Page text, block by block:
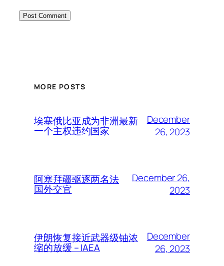
MORE POSTS
埃塞俄比亚成为非洲最新
一个主权违约国家
December
26, 2023
阿塞拜疆驱逐两名法
国外交官
December 26,
2023
伊朗恢复接近武器级铀浓
缩的放缓 – IAEA
December
26, 2023